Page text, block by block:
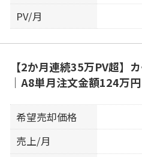
PV/月
【2か月連続35万PV超】
｜A8単月注文金額124万
希望売却価格
売上/月